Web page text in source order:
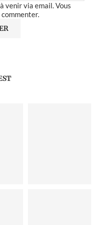
venir via email. Vous
commenter.